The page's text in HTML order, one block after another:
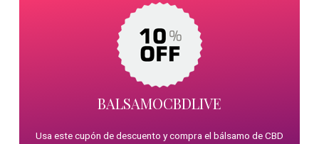
BALSAMOCBDLIVE
Usa este cupón de descuento y compra el bálsamo de CBD